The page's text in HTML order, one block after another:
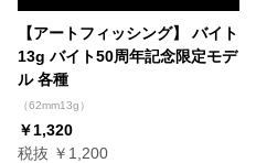
【アートフィッシング】 バイト
13g バイト50周年記念限定モデ
ル 各種
（62mm13g）
￥1,320
税抜 ￥1,200